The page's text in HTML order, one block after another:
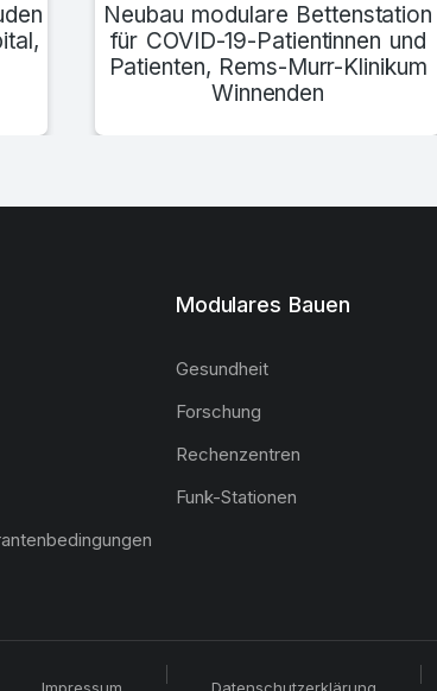
Neubau modulare Bettenstation
für COVID-19-Patientinnen und
Patienten, Rems-Murr-Klinikum
Winnenden
Modulares Bauen
Gesundheit
Forschung
Rechenzentren
Funk-Stationen